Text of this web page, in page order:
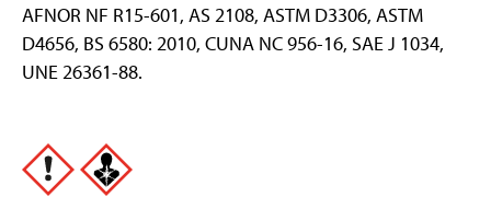
AFNOR NF R15-601, AS 2108, ASTM D3306, ASTM
D4656, BS 6580: 2010, CUNA NC 956-16, SAE J 1034,
UNE 26361-88.